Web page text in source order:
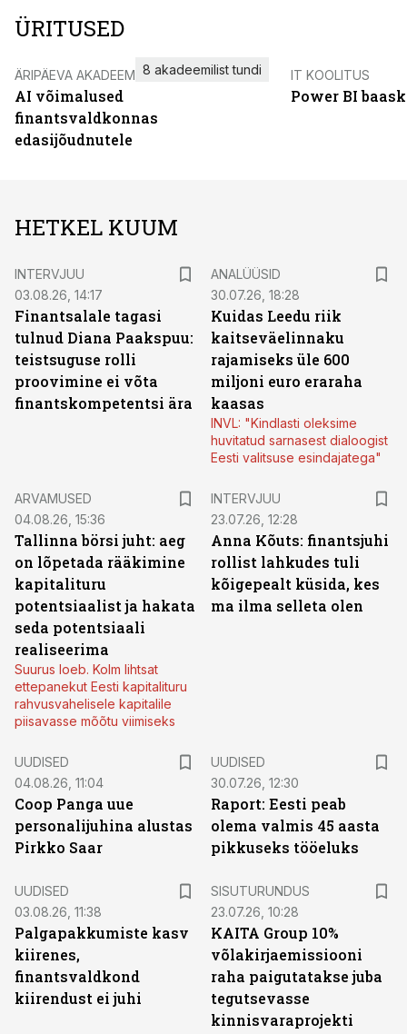
ÜRITUSED
ÄRIPÄEVA AKADEEMIA
AI võimalused
finantsvaldkonnas
edasijõudnutele
8 akadeemilist tundi IT KOOLITUS
Power BI
HETKEL KUUM
INTERVJUU
03.08.26, 14:17
Finantsalale tagasi
tulnud Diana Paakspuu:
teistsuguse rolli
proovimine ei võta
finantskompetentsi ära
ANALÜÜSID
30.07.26, 18:28
Kuidas Leedu riik
kaitseväelinnaku
rajamiseks üle 600
miljoni euro eraraha
kaasas
INVL: "Kindlasti oleksime
huvitatud sarnasest dialoogist
Eesti valitsuse esindajatega"
ARVAMUSED
04.08.26, 15:36
Tallinna börsi juht: aeg
on lõpetada rääkimine
kapitalituru
potentsiaalist ja hakata
seda potentsiaali
realiseerima
Suurus loeb. Kolm lihtsat
ettepanekut Eesti kapitalituru
rahvusvahelisele kapitalile
piisavasse mõõtu viimiseks
INTERVJUU
23.07.26, 12:28
Anna Kõuts: finantsjuhi
rollist lahkudes tuli
kõigepealt küsida, kes
ma ilma selleta olen
UUDISED
04.08.26, 11:04
Coop Panga uue
personalijuhina alustas
Pirkko Saar
UUDISED
30.07.26, 12:30
Raport: Eesti peab
olema valmis 45 aasta
pikkuseks tööeluks
UUDISED
03.08.26, 11:38
Palgapakkumiste kasv
kiirenes,
finantsvaldkond
kiirendust ei juhi
SISUTURUNDUS
23.07.26, 10:28
KAITA Group 10%
võlakirjaemissiooni
raha paigutatakse juba
tegutsevasse
kinnisvaraprojekti